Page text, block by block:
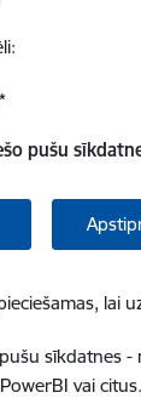
pušu
lai
sīkdatnes -
vai citus.